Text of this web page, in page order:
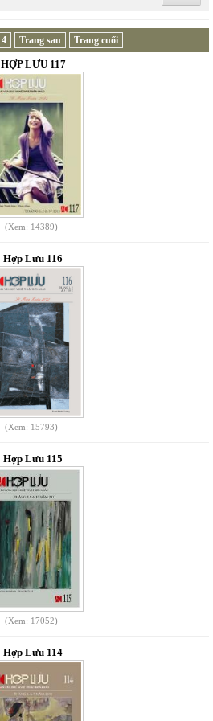
4 Trang sau Trang cuối
HỢP LƯU 117
(Xem: 14389)
Hợp Lưu 116
(Xem: 15793)
Hợp Lưu 115
(Xem: 17052)
Hợp Lưu 114